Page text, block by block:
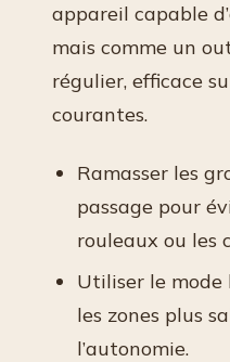
appareil capable
mais comme un
régulier, efficace
courantes.
Ramasser les
passage pour
rouleaux ou les
Utiliser le mode
les zones plus
l’autonomie.